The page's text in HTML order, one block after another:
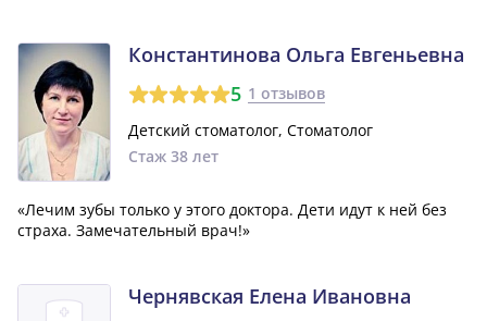
Константинова Ольга Евгеньевна
5 1 отзывов
Детский стоматолог, Стоматолог
Стаж 38 лет
«Лечим зубы только у этого доктора. Дети идут к ней без
страха. Замечательный врач!»
Чернявская Елена Ивановна